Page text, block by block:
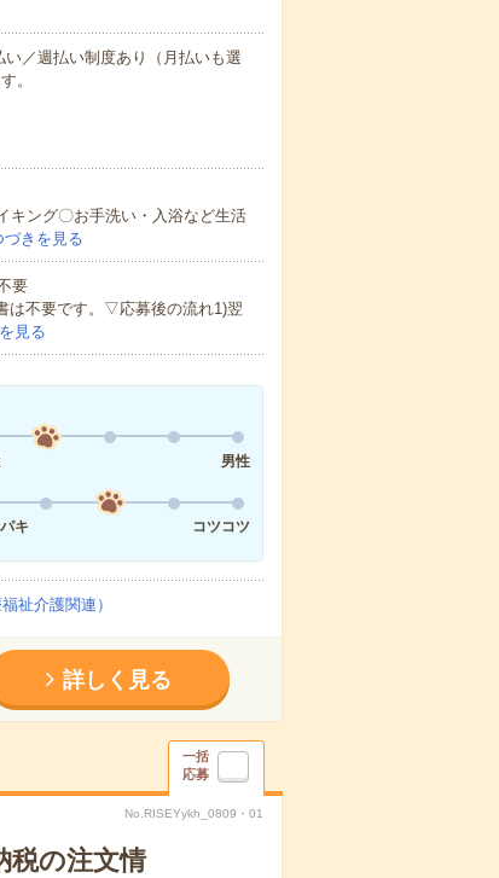
／週払い制度あり（月払いも選
。
ング〇お手洗い・入浴など生活
づきを見る
要
不要です。▽応募後の流れ1)翌
見る
男性
キ
コツコツ
祉介護関連）
詳しく見る
一括
応募
No.RISEYykh_0809・01
税の注文情